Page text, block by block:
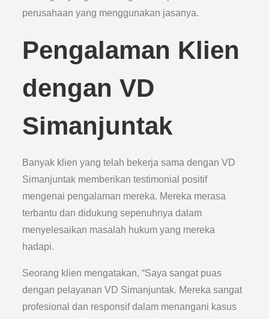
perusahaan yang menggunakan jasanya.
Pengalaman Klien
dengan VD
Simanjuntak
Banyak klien yang telah bekerja sama dengan VD
Simanjuntak memberikan testimonial positif
mengenai pengalaman mereka. Mereka merasa
terbantu dan didukung sepenuhnya dalam
menyelesaikan masalah hukum yang mereka
hadapi.
Seorang klien mengatakan, “Saya sangat puas
dengan pelayanan VD Simanjuntak. Mereka sangat
profesional dan responsif dalam menangani kasus